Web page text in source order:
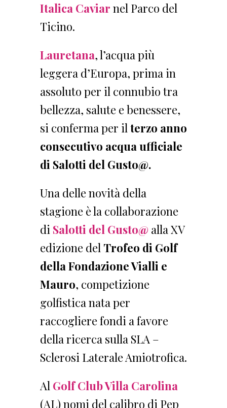
Italica Caviar nel Parco del
Ticino.
Lauretana, l’acqua più
leggera d’Europa, prima in
assoluto per il connubio tra
bellezza, salute e benessere,
si conferma per ilterzo anno
consecutivo acqua ufficiale
di Salotti del Gusto@.
Una delle novità della
stagione è la collaborazione
di Salotti del Gusto@ alla XV
edizione del Trofeo di Golf
della Fondazione Vialli e
Mauro, competizione
golfistica nata per
raccogliere fondi a favore
della ricerca sulla SLA –
Sclerosi Laterale Amiotrofica.
Al Golf Club Villa Carolina
(AL) nomi del calibro di Pep